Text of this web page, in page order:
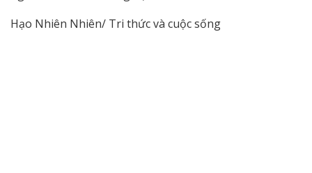
Hạo Nhiên Nhiên/ Tri thức và cuộc sống